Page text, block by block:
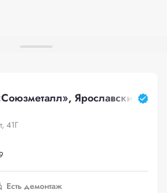
Ярославский
41Г
Есть демонтаж